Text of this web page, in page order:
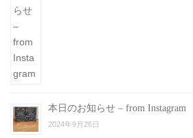
本日のお知らせ – from Instagram
2024年9月26日